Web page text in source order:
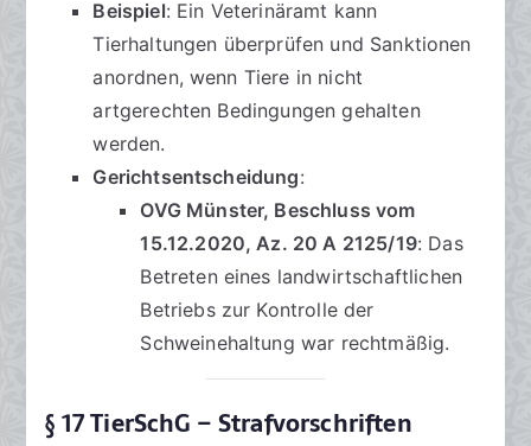
Beispiel: Ein Veterinäramt kann
Tierhaltungen überprüfen und Sanktionen
anordnen, wenn Tiere in nicht
artgerechten Bedingungen gehalten
werden.
Gerichtsentscheidung:
OVG Münster, Beschluss vom
15.12.2020, Az. 20 A 2125/19: Das
Betreten eines landwirtschaftlichen
Betriebs zur Kontrolle der
Schweinehaltung war rechtmäßig.
§ 17 TierSchG – Strafvorschriften